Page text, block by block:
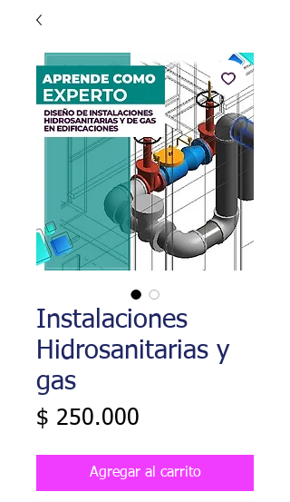
Instalaciones
Hidrosanitarias y
gas
$ 250.000
Agregar al carrito